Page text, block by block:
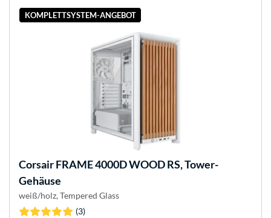
KOMPLETTSYSTEM-ANGEBOT
CorsairFRAME 4000D WOOD RS, Tower-
Gehäuse
weiß/holz, Tempered Glass
(3)